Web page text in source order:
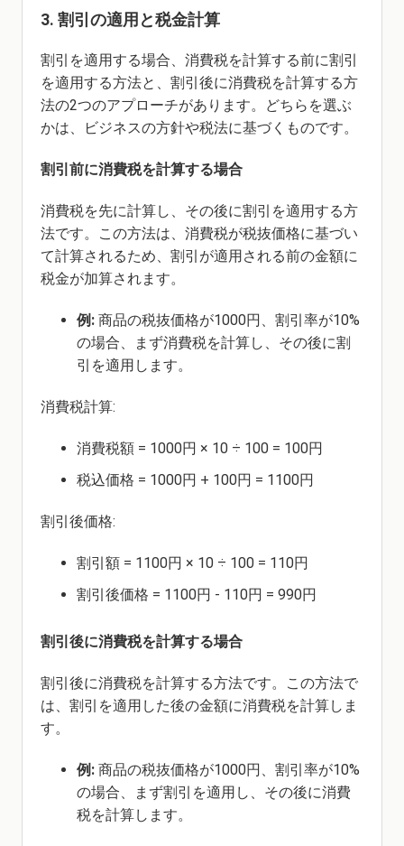
3. 割引の適用と税金計算
割引を適用する場合、消費税を計算する前に割引
を適用する方法と、割引後に消費税を計算する方
法の2つのアプローチがあります。どちらを選ぶ
かは、ビジネスの方針や税法に基づくものです。
割引前に消費税を計算する場合
消費税を先に計算し、その後に割引を適用する方
法です。この方法は、消費税が税抜価格に基づい
て計算されるため、割引が適用される前の金額に
税金が加算されます。
例:商品の税抜価格が1000円、割引率が10%
の場合、まず消費税を計算し、その後に割
引を適用します。
消費税計算:
消費税額 = 1000円 × 10 ÷ 100 = 100円
税込価格 = 1000円 + 100円 = 1100円
割引後価格:
割引額 = 1100円 × 10 ÷ 100 = 110円
割引後価格 = 1100円 - 110円 = 990円
割引後に消費税を計算する場合
割引後に消費税を計算する方法です。この方法で
は、割引を適用した後の金額に消費税を計算しま
す。
例:商品の税抜価格が1000円、割引率が10%
の場合、まず割引を適用し、その後に消費
税を計算します。